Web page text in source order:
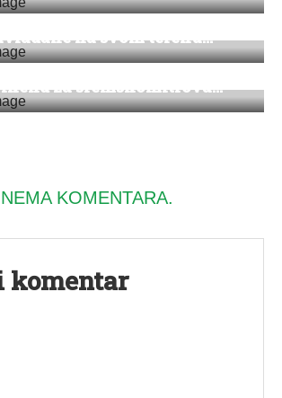
na svom terenu...
za sremskomitrova...
KOMENTARA.
komentar